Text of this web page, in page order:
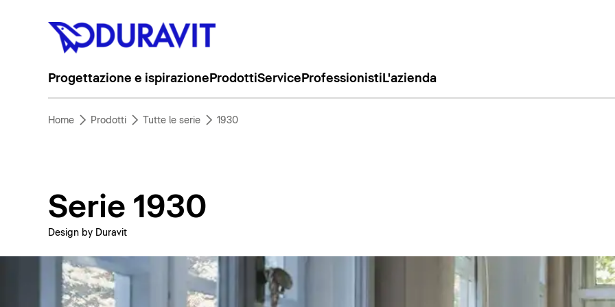
Progettazione e ispirazione ProdottiService Professionisti L'azienda
Home Prodotti Tutte le serie 1930
Serie 1930
Design by Duravit